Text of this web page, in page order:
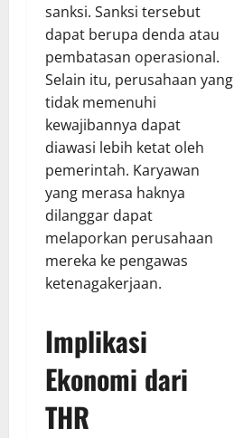
sanksi. Sanksi tersebut
dapat berupa denda atau
pembatasan operasional.
Selain itu, perusahaan yang
tidak memenuhi
kewajibannya dapat
diawasi lebih ketat oleh
pemerintah. Karyawan
yang merasa haknya
dilanggar dapat
melaporkan perusahaan
mereka ke pengawas
ketenagakerjaan.
Implikasi
Ekonomi dari
THR